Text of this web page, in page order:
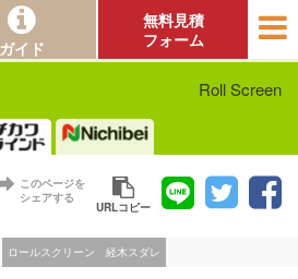
ガイド
無料見積
フォーム
Roll Screen
このページを
シェアする
URLコピー
ロールスクリーン 経木スダレ